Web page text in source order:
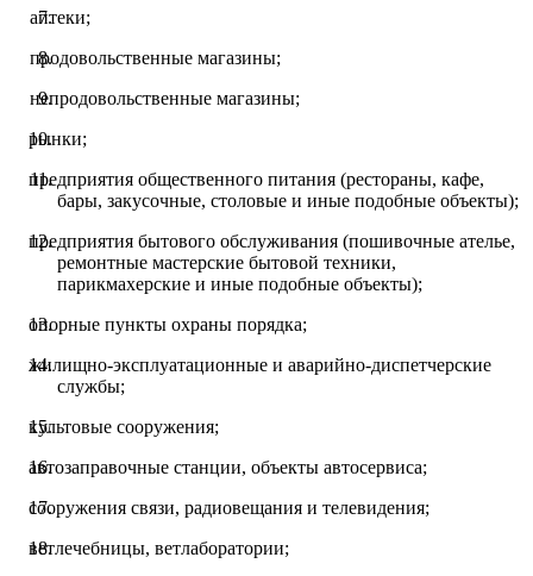
аптеки;
продовольственные магазины;
непродовольственные магазины;
рынки;
предприятия общественного питания (рестораны, кафе,
бары, закусочные, столовые и иные подобные объекты);
предприятия бытового обслуживания (пошивочные ателье,
ремонтные мастерские бытовой техники,
парикмахерские и иные подобные объекты);
опорные пункты охраны порядка;
жилищно-эксплуатационные и аварийно-диспетчерские
службы;
культовые сооружения;
автозаправочные станции, объекты автосервиса;
сооружения связи, радиовещания и телевидения;
ветлечебницы, ветлаборатории;